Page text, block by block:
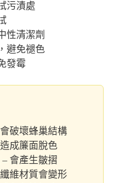
污漬處
性清潔劑
避免褪色
發霉
破壞蜂巢結構
成簾面脫色
– 會產生皺摺
維材質會變形